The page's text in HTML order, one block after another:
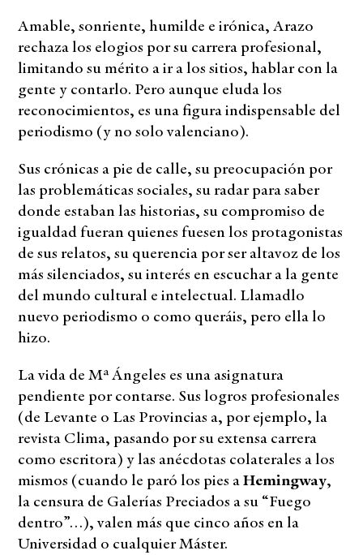
Amable, sonriente, humilde e irónica, Arazo
rechaza los elogios por su carrera profesional,
limitando su mérito a ir a los sitios, hablar con la
gente y contarlo. Pero aunque eluda los
reconocimientos, es una figura indispensable del
periodismo (y no solo valenciano).
Sus crónicas a pie de calle, su preocupación por
las problemáticas sociales, su radar para saber
donde estaban las historias, su compromiso de
igualdad fueran quienes fuesen los protagonistas
de sus relatos, su querencia por ser altavoz de los
más silenciados, su interés en escuchar a la gente
del mundo cultural e intelectual. Llamadlo
nuevo periodismo o como queráis, pero ella lo
hizo.
La vida de Mª Ángeles es una asignatura
pendiente por contarse. Sus logros profesionales
(de Levante o Las Provincias a, por ejemplo, la
revista Clima, pasando por su extensa carrera
como escritora) y las anécdotas colaterales a los
mismos (cuando le paró los pies aHemingway,
la censura de Galerías Preciados a su “Fuego
dentro”…), valen más que cinco años en la
Universidad o cualquier Máster.